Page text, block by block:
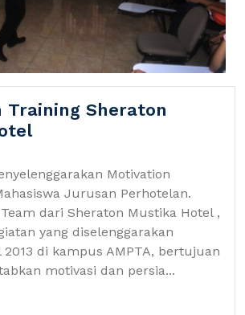
Training Sheraton
Motivation
Jurusan Perhotelan.
dari Sheraton Mustika Hotel ,
yang diselenggarakan
2013 di kampus AMPTA, bertujuan
motivasi dan persia...